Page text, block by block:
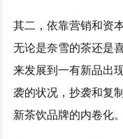
其二，依靠营销和资
无论是奈雪的茶还是
来发展到一有新品出
袭的状况，抄袭和复
新茶饮品牌的内卷化。